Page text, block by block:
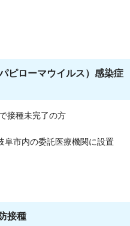
ピローマウイルス）感染症
接種未完了の方
市内の委託医療機関に設置
接種